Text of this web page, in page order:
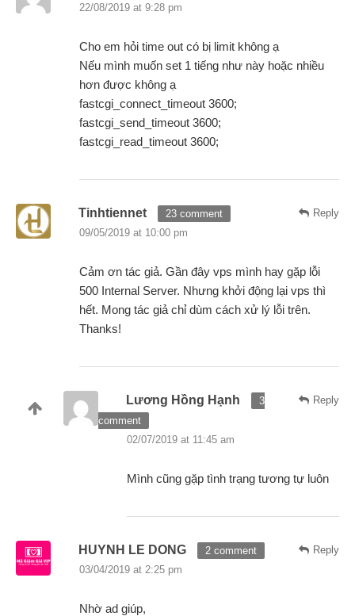
22/08/2019 at 9:28 pm
Cho em hỏi time out có bị limit không ạ
Nếu mình muốn set 1 tiếng như này hoặc nhiều
hơn được không ạ
fastcgi_connect_timeout 3600;
fastcgi_send_timeout 3600;
fastcgi_read_timeout 3600;
Reply
Tinhtiennet
23 comment
09/05/2019 at 10:00 pm
Cảm ơn tác giả. Gần đây vps mình hay gặp lỗi
500 Internal Server. Nhưng khởi động lại vps thì
hết. Mong tác giả chỉ dùm cách xử lý lỗi trên.
Thanks!
Reply
Lương Hồng Hạnh
3
comment
02/07/2019 at 11:45 am
Mình cũng gặp tình trạng tương tự luôn
Reply
HUYNH LE DONG
2 comment
03/04/2019 at 2:25 pm
Nhờ ad giúp,